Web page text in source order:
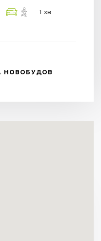
1 хв
НОВОБУДОВ